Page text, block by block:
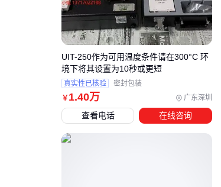
￥ 1.40万 广东深圳
UIT-250作为可用温度条件请在300°C 环
境下将其设置为10秒或更短
真实性已核验 密封包装
查看电话 在线咨询